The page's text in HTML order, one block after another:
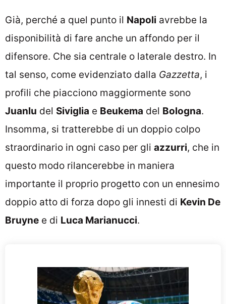
Già, perché a quel punto il Napoli avrebbe la
disponibilità di fare anche un affondo per il
difensore. Che sia centrale o laterale destro. In
tal senso, come evidenziato dalla Gazzetta, i
profili che piacciono maggiormente sono
Juanlu del Siviglia e Beukema del Bologna.
Insomma, si tratterebbe di un doppio colpo
straordinario in ogni caso per gli azzurri, che in
questo modo rilancerebbe in maniera
importante il proprio progetto con un ennesimo
doppio atto di forza dopo gli innesti di Kevin De
Bruyne e di Luca Marianucci.